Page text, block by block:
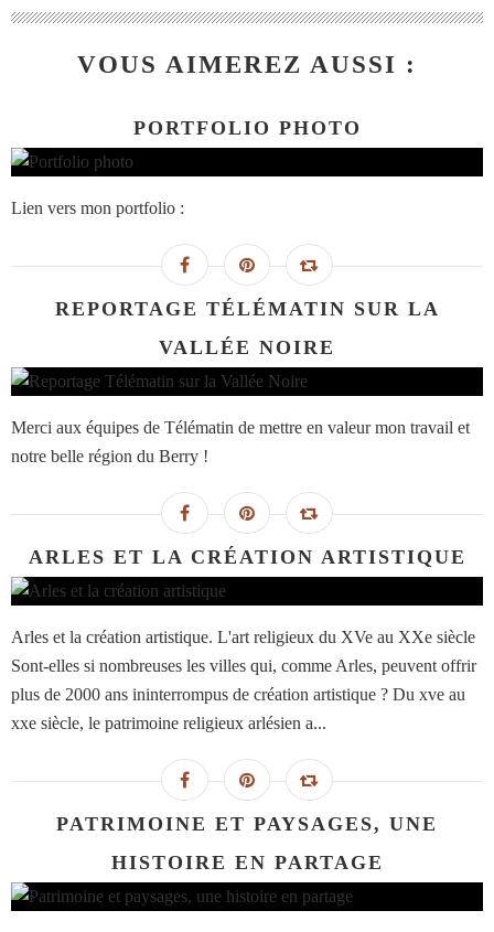
VOUS AIMEREZ AUSSI :
PORTFOLIO PHOTO
Lien vers mon portfolio :
REPORTAGE TÉLÉMATIN SUR LA
VALLÉE NOIRE
Merci aux équipes de Télématin de mettre en valeur mon travail et
notre belle région du Berry !
ARLES ET LA CRÉATION ARTISTIQUE
Arles et la création artistique. L'art religieux du XVe au XXe siècle
Sont-elles si nombreuses les villes qui, comme Arles, peuvent offrir
plus de 2000 ans ininterrompus de création artistique ? Du xve au
xxe siècle, le patrimoine religieux arlésien a...
PATRIMOINE ET PAYSAGES, UNE
HISTOIRE EN PARTAGE